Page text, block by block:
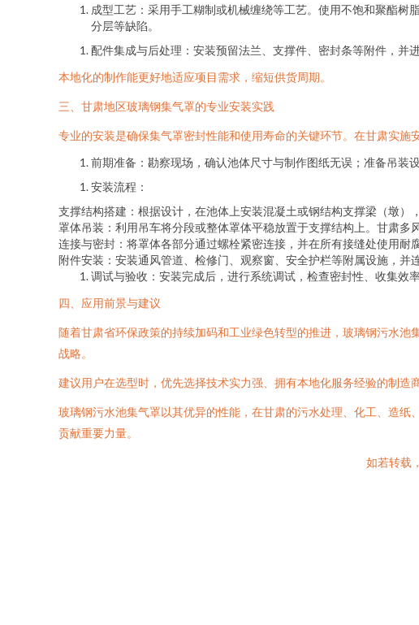
成型工艺：采用手工糊制或机械缠绕等工艺。使用不饱和聚酯树
分层等缺陷。
配件集成与后处理：安装预留法兰、支撑件、密封条等附件，并
本地化的制作能更好地适应项目需求，缩短供货周期。
三、甘肃地区玻璃钢集气罩的专业安装实践
专业的安装是确保集气罩密封性能和使用寿命的关键环节。在甘肃实施
前期准备：勘察现场，确认池体尺寸与制作图纸无误；准备吊装
安装流程：
支撑结构搭建：根据设计，在池体上安装混凝土或钢结构支撑梁（墩）
罩体吊装：利用吊车将分段或整体罩体平稳放置于支撑结构上。甘肃多
连接与密封：将罩体各部分通过螺栓紧密连接，并在所有接缝处使用耐
附件安装：安装通风管道、检修门、观察窗、安全护栏等附属设施，并
调试与验收：安装完成后，进行系统调试，检查密封性、收集效
四、应用前景与建议
随着甘肃省环保政策的持续加码和工业绿色转型的推进，玻璃钢污水
战略。
建议用户在选型时，优先选择技术实力强、拥有本地化服务经验的制造
玻璃钢污水池集气罩以其优异的性能，在甘肃的污水处理、化工、造
贡献重要力量。
如若转载